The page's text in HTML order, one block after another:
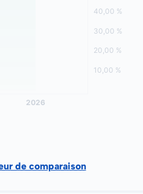
de comparaison